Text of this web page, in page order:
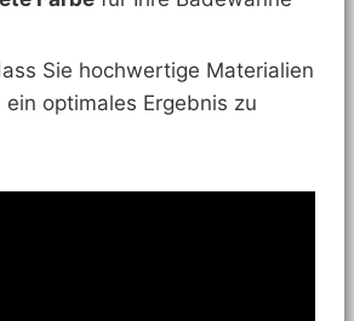
Sie hochwertige Materialien
optimales Ergebnis zu